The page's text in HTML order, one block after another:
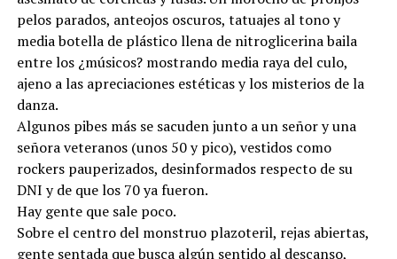
pelos parados, anteojos oscuros, tatuajes al tono y
media botella de plástico llena de nitroglicerina baila
entre los ¿músicos? mostrando media raya del culo,
ajeno a las apreciaciones estéticas y los misterios de la
danza.
Algunos pibes más se sacuden junto a un señor y una
señora veteranos (unos 50 y pico), vestidos como
rockers pauperizados, desinformados respecto de su
DNI y de que los 70 ya fueron.
Hay gente que sale poco.
Sobre el centro del monstruo plazoteril, rejas abiertas,
gente sentada que busca algún sentido al descanso,